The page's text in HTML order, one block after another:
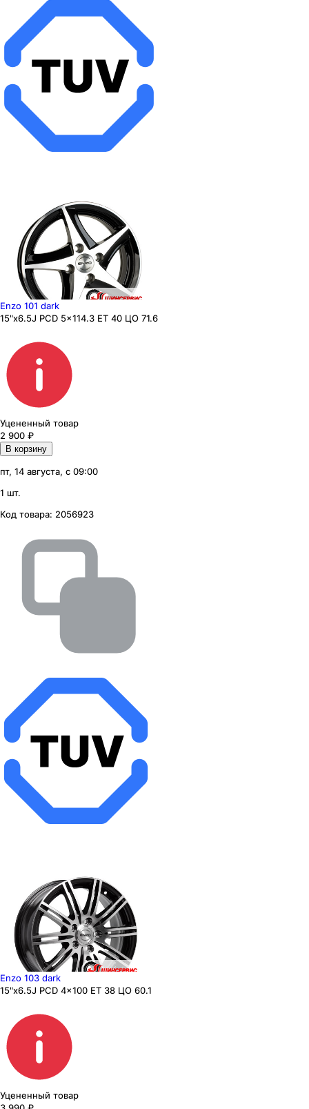
Enzo 101 dark
15"x6.5J PCD 5x114.3 ЕТ 40 ЦО 71.6
Уцененный товар
2 900 ₽
В корзину
пт, 14 августа, с 09:00
1 шт.
Код товара: 2056923
Enzo 103 dark
15"x6.5J PCD 4x100 ЕТ 38 ЦО 60.1
Уцененный товар